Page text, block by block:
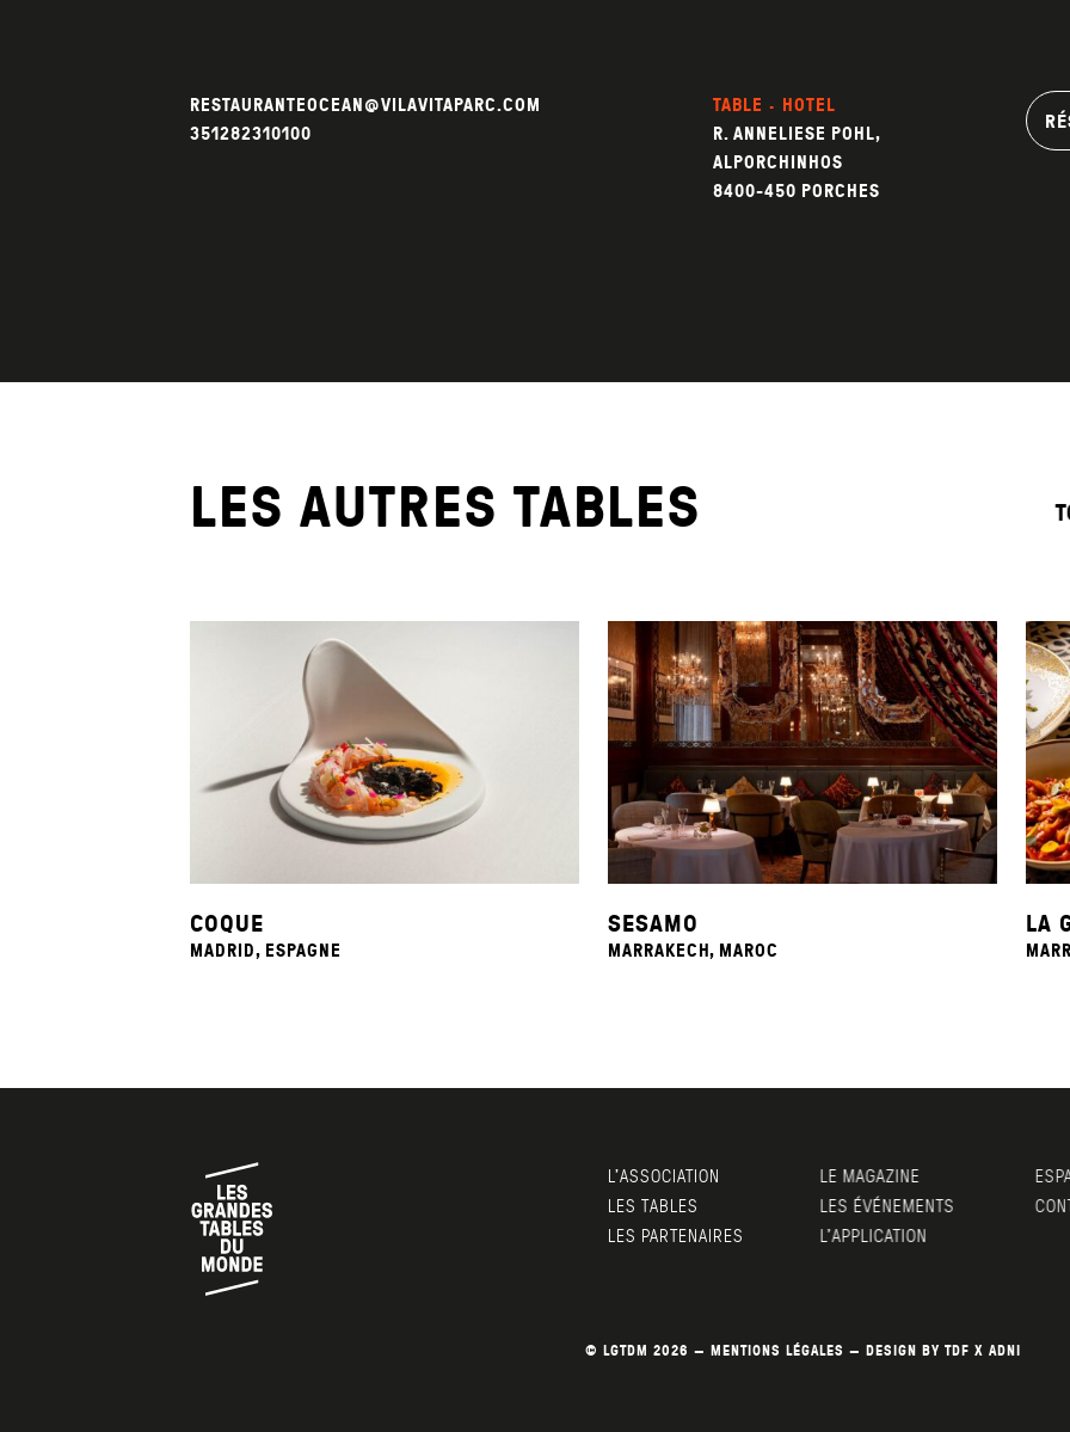
RESTAURANTEOCEAN@VILAVITAPARC.COM
351282310100
TABLE · HOTEL
R. ANNELIESE POHL,
ALPORCHINHOS
8400-450 PORCHES
LES AUTRES TABLES
COQUE
MADRID, ESPAGNE
SESAMO
MARRAKECH, MAROC
LA
L’ASSOCIATION
LES TABLES
LES PARTENAIRES
LE MAGAZINE
LES ÉVÉNEMENTS
L’APPLICATION
© LGTDM 2026 — MENTIONS LÉGALES — DESIGN BY TDF X ADNI